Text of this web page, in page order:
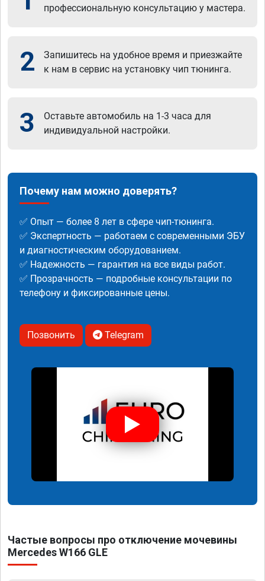
профессиональную консультацию у мастера.
2
Запишитесь на удобное время и приезжайте
к нам в сервис на установку чип тюнинга.
3
Оставьте автомобиль на 1-3 часа для
индивидуальной настройки.
Почему нам можно доверять?
✅ Опыт — более 8 лет в сфере чип-тюнинга.
✅ Экспертность — работаем с современными ЭБУ
и диагностическим оборудованием.
✅ Надежность — гарантия на все виды работ.
✅ Прозрачность — подробные консультации по
телефону и фиксированные цены.
Позвонить Telegram
Частые вопросы про отключение мочевины
Mercedes W166 GLE